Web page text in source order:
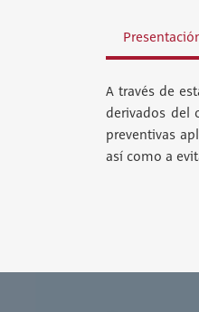
A través de
derivados del
preventivas
así como a